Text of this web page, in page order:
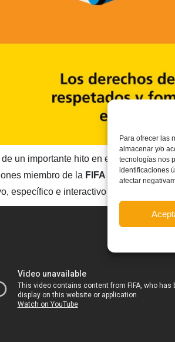
Para ofrecer las
almacenar y/o
tecnologías nos
identificaciones
afectar
de un importante hito en el ámbito del
miembro de la FIFA -entre ellas la
específico e interactivo con el que